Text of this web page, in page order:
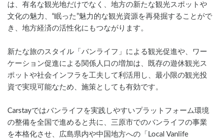
は、有名な観光地だけでなく、地方の新たな観光スポットや
文化の魅力、“眠った”魅力的な観光資源を再発掘することがで
き、地方経済の活性化にもつながります。
新たな旅のスタイル「バンライフ」による観光促進や、ワー
ケーション促進による関係人口の増加は、既存の遊休観光ス
ポットや社会インフラを工夫して利活用し、最小限の観光投
資で実現可能なため、施策としても有効です。
Carstayではバンライフを実践しやすいプラットフォーム環境
の整備を全国で進めると共に、三原市でのバンライフの事業
を本格化させ、広島県内や中国地方への「Local Vanlife